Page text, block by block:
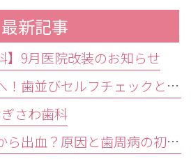
最新記事
】9月医院改装のお知らせ
前歯が気になる方へ！歯並びセルフチェックと治療が必要な目安
さわ歯科
歯みがきで歯ぐきから出血？原因と歯周病の初期症状・受診目安を解説